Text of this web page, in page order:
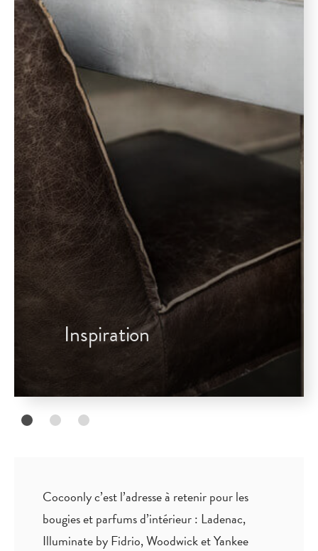
Inspiration
Cocoonly c’est l’adresse à retenir pour les
bougies et parfums d’intérieur : Ladenac,
Illuminate by Fidrio, Woodwick et Yankee